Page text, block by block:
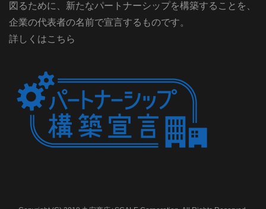
図るために、新たなパートナーシップを構築することを、
企業の代表者の名前で宣言するものです。
詳しくはこちら